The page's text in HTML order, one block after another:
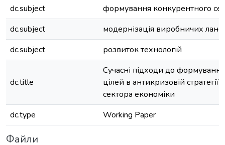
dc.subject
формування конкурентного
dc.subject
модернізація виробничих
dc.subject
розвиток технологій
dc.title
Сучасні підходи до
цілей в антикризовій стратегії
сектора економіки
dc.type
Working Paper
Файли